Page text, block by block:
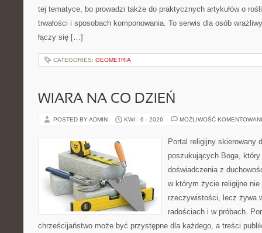
tej tematyce, bo prowadzi także do praktycznych artykułów o
trwałości i sposobach komponowania. To serwis dla osób
łączy się […]
CATEGORIES: GEOMETRIA
WIARA NA CO DZIEŃ
POSTED BY ADMIN KWI - 6 - 2026 MOŻLIWOŚĆ
Portal religijny skierowany
poszukujących Boga,
doświadczenia z
w którym życie religijne nie
rzeczywistości, lecz żywa
radościach i w próbach.
chrześcijaństwo może być przystępne dla każdego, a treści